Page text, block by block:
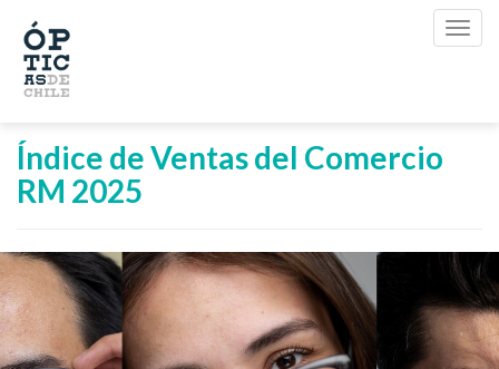
Índice de Ventas del Comercio
RM 2025